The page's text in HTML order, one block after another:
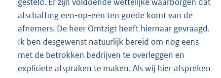
afschaffing een-op-een ten goede komt van de
afnemers. De heer Omtzigt heeft hiernaar gevraagd.
Ik ben desgewenst natuurlijk bereid om nog eens
met de betrokken bedrijven te overleggen en
expliciete afspraken te maken. Als wij hier afspreken